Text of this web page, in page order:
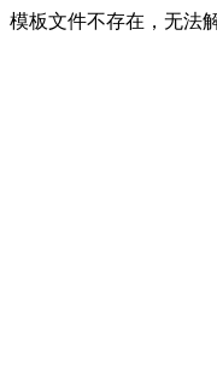
模板文件不存在，无法